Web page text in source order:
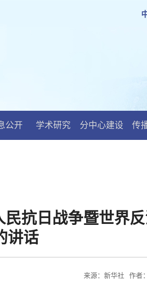
公开 学术研究 分中心建设 传
抗日战争暨世界
讲话
来源：新华社 作者：